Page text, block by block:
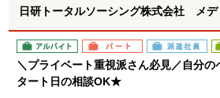
日研トータルソーシング株式会社 メ
アルバイト パート 派遣社員
＼プライベート重視派さん必見／自分
タート日の相談OK★